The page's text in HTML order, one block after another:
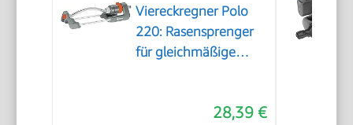
Viereckregner Polo
220: Rasensprenger
für gleichmäßige
Reichweite 7-17 m,
28,39 €